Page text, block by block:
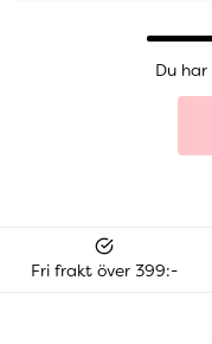
Du
Fri frakt över 399:-